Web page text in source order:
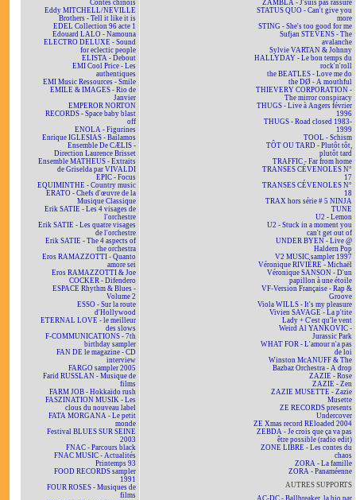
Contes chinois
Eddy MITCHELL/NEVILLE
Brothers - Tell it like it is
EDEL Collection 96 acte 1
Edouard LALO - Namouna
ELECTRO DELUXE - Sound
for eclectic people
ELISTA - Debout
EMI Cool Price - Les
authentiques
EMI Music Ressources - Smile
EMILE & IMAGES - Rio de
Janvier
EMPEROR NORTON
RECORDS - Space baby blast
off
ENOLA - Figurines
Enrique IGLESIAS - Bailamos
Ensemble De CÆLIS -
Direction Laurence Brisset
Ensemble MATHEUS - Extraits
de Griselda par VIVALDI
EPIC - Focus
EQUIMINTHE - Country music
ERATO - Chefs d'œuvre de la
Musique Classique
Erik SATIE - Les 4 visages de
l'orchestre
Erik SATIE - Les quatre visages
de l'orchestre
Erik SATIE - The 4 aspects of
the orchestra
Eros RAMAZZOTTI - Quanto
amore sei
Eros RAMAZZOTTI & Joe
COCKER - Difendero
ESPACE Rhythm & Blues -
Volume 2
ESSO - Sur la route
d'Hollywood
ETERNAL LOVE - le meilleur
des slows
F-COMMUNICATIONS - 7th
birthday sampler
FAN DE le magazine - CD
interview
FARGO sampler 2005
Farid RUSSLAN - Musique de
films
FARM JOB - Hokkaïdo rush
FASZINATION MUSIK - Les
clous du nouveau label
FATA MORGANA - Le petit
monde
Festival BLUES SUR SEINE
2003
FNAC - Parcours black
FNAC MUSIC - Actualités
Printemps 93
FOOD RECORDS sampler
1991
FOUR ROSES - Musiques de
films
ZAMBLA - J'suis pas rassuré
STATUS QUO - Can't give you
more
STING - She's too good for me
Sufjan STEVENS - The
avalanche
Sylvie VARTAN & Johnny
HALLYDAY - Le bon temps du
rock'n'roll
the BEATLES - Love me do
the DØ - A mouthful
THIEVERY CORPORATION -
The mirror conspiracy
THUGS - Live à Angers février
1996
THUGS - Road closed 1983-
1999
TOOL - Schism
TÔT OU TARD - Plutôt tôt,
plutôt tard
TRAFFIC - Far from home
TRANSES CÉVENOLES N°
17
TRANSES CÉVENOLES N°
18
TRAX hors série # 5 NINJA
TUNE
U2 - Lemon
U2 - Stuck in a moment you
can't get out of
UNDER BYEN - Live @
Haldern Pop
V2 MUSIC sampler 1997
Véronique RIVIÈRE - Michaël
Véronique SANSON - D'un
papillon à une étoile
VF-Version Française - Rap &
Groove
Viola WILLS - It's my pleasure
Vivien SAVAGE - La p'tite
Lady + C'est qu'le vent
Weird Al YANKOVIC -
Jurassic Park
WHAT FOR - L'amour n'a pas
de loi
Winston McANUFF & The
Bazbaz Orchestra - A drop
ZAZIE - Rose
ZAZIE - Zen
ZAZIE MUSETTE - Zazie
Musette
ZE RECORDS presents
Undercover
ZE Xmas record REloaded 2004
ZEBDA - Je crois que ça va pas
être possible (radio edit)
ZONE LIBRE - Les contes du
chaos
ZORA - La famille
ZORA - Panaméenne
AUTRES SUPPORTS
AC-DC - Ballbreaker, la bio par